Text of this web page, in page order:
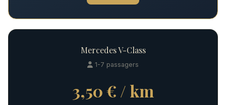
Mercedes V-Class
1-7 passagers
3,50 € / km